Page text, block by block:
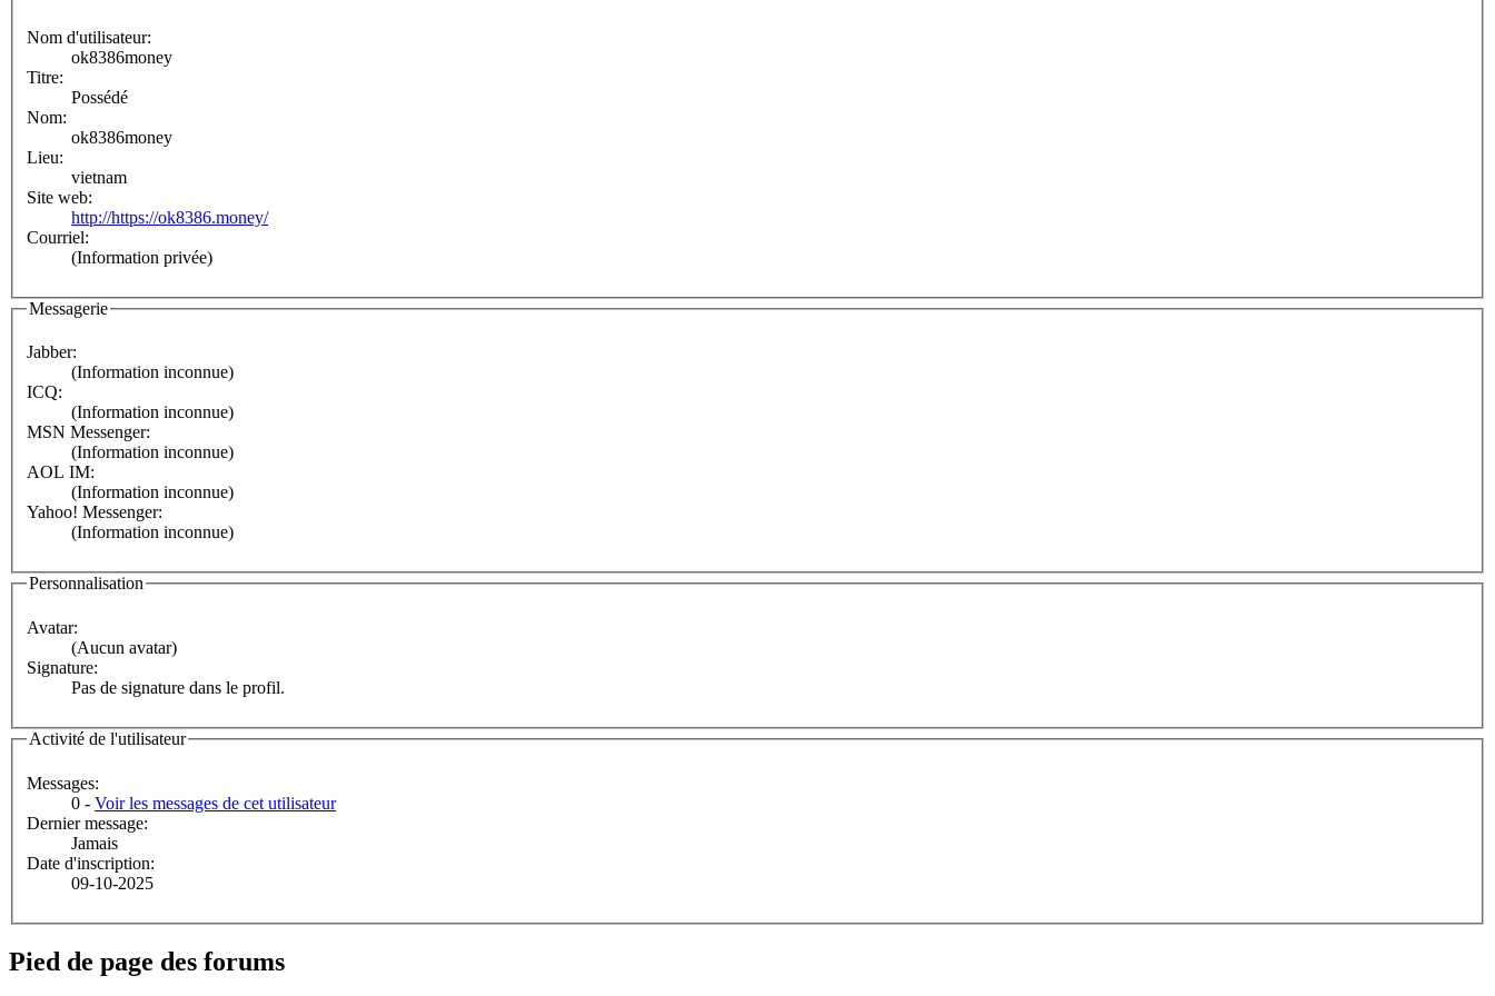
Nom d'utilisateur:
ok8386money
Titre:
Possédé
Nom:
ok8386money
Lieu:
vietnam
Site web:
http://https://ok8386.money/
Courriel:
(Information privée)
Messagerie
Jabber:
(Information inconnue)
ICQ:
(Information inconnue)
MSN Messenger:
(Information inconnue)
AOL IM:
(Information inconnue)
Yahoo! Messenger:
(Information inconnue)
Personnalisation
Avatar:
(Aucun avatar)
Signature:
Pas de signature dans le profil.
Activité de l'utilisateur
Messages:
0 - Voir les messages de cet utilisateur
Dernier message:
Jamais
Date d'inscription:
09-10-2025
Pied de page des forums